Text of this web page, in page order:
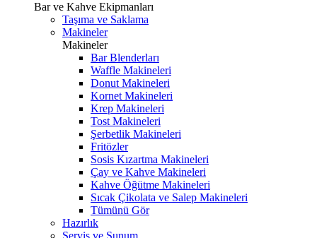
Bar ve Kahve Ekipmanları
Taşıma ve Saklama
Makineler
Makineler
Bar Blenderları
Waffle Makineleri
Donut Makineleri
Kornet Makineleri
Krep Makineleri
Tost Makineleri
Şerbetlik Makineleri
Fritözler
Sosis Kızartma Makineleri
Çay ve Kahve Makineleri
Kahve Öğütme Makineleri
Sıcak Çikolata ve Salep Makineleri
Tümünü Gör
Hazırlık
Servis ve Sunum